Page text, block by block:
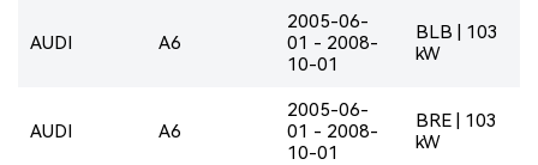
AUDI A6
2005-06-
01 - 2008-
10-01
BLB | 103
kW
AUDI A6
2005-06-
01 - 2008-
10-01
BRE | 103
kW